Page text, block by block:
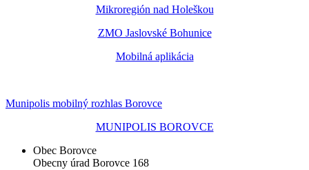
Mikroregión nad Holeškou
ZMO Jaslovské Bohunice
Mobilná aplikácia
Munipolis mobilný rozhlas Borovce
MUNIPOLIS BOROVCE
Obec Borovce
Obecny úrad Borovce 168